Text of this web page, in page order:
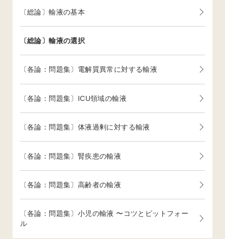
〔総論〕輸液の基本
〔総論〕輸液の選択
〔各論：問題集〕電解質異常に対する輸液
〔各論：問題集〕ICU領域の輸液
〔各論：問題集〕体液過剰に対する輸液
〔各論：問題集〕腎疾患の輸液
〔各論：問題集〕高齢者の輸液
〔各論：問題集〕小児の輸液 〜コツとピットフォー
ル